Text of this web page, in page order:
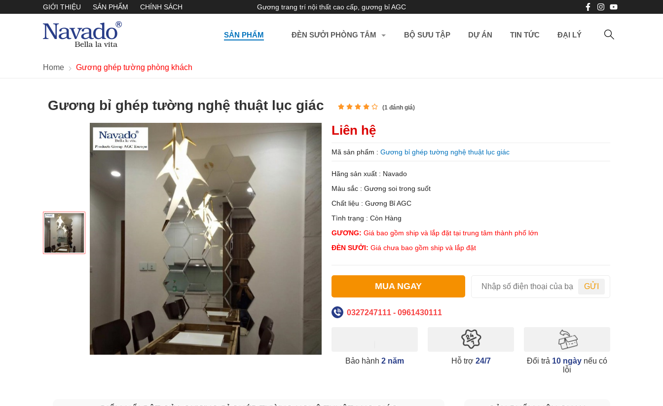
GIỚI THIỆU SẢN PHẨM CHÍNH SÁCH Gương trang trí nội thất cao cấp, gương bỉ AGC
SẢN PHẨM ĐÈN SƯỞI PHÒNG TẮM BỘ SƯU TẬP DỰ ÁN TIN TỨC ĐẠI LÝ
Home Gương ghép tường phòng khách
Gương bỉ ghép tường nghệ thuật lục giác (1 đánh giá)
Liên hệ
Mã sản phẩm : Gương bỉ ghép tường nghệ thuật lục giác
Hãng sản xuất : Navado
Màu sắc : Gương soi trong suốt
Chất liệu : Gương Bỉ AGC
Tình trạng : Còn Hàng
GƯƠNG: Giá bao gồm ship và lắp đặt tại trung tâm thành phố lớn
ĐÈN SƯỞI: Giá chưa bao gồm ship và lắp đặt
MUA NGAY GỬI
0327247111 - 0961430111
Bảo hành 2 năm Hỗ trợ 24/7 Đổi trả 10 ngày nếu có
lỗi